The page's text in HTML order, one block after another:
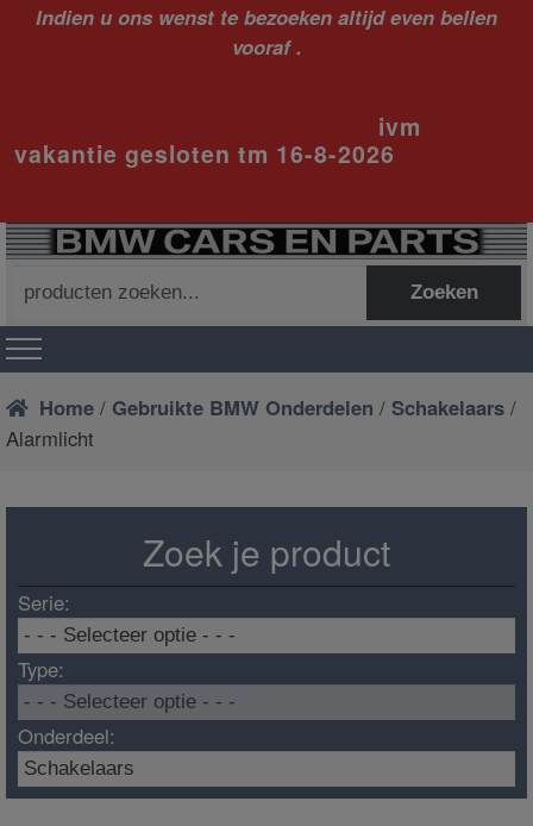
Indien u ons wenst te bezoeken altijd even bellen
vooraf .
ivm
vakantie gesloten tm 16-8-2026
naar:
Zoeken
Home / Gebruikte BMW Onderdelen /Schakelaars /
Alarmlicht
Zoek je product
Serie:
Type:
Onderdeel: